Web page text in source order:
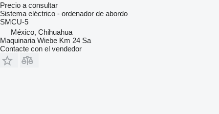
Precio a consultar
Sistema eléctrico - ordenador de abordo
SMCU-5
México, Chihuahua
Maquinaria Wiebe Km 24 Sa
Contacte con el vendedor